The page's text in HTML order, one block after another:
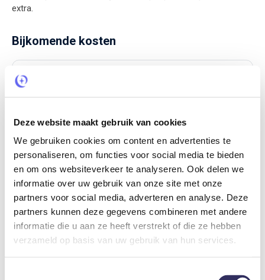
Deze website maakt gebruik van cookies
We gebruiken cookies om content en advertenties te
personaliseren, om functies voor social media te bieden
en om ons websiteverkeer te analyseren. Ook delen we
informatie over uw gebruik van onze site met onze
partners voor social media, adverteren en analyse. Deze
partners kunnen deze gegevens combineren met andere
informatie die u aan ze heeft verstrekt of die ze hebben
verzameld op basis van uw gebruik van hun services.
extra.
Bijkomende kosten
Schoonmaakkosten
Reserveringskosten
Per verblijf
€ 29,50
Administratiekosten